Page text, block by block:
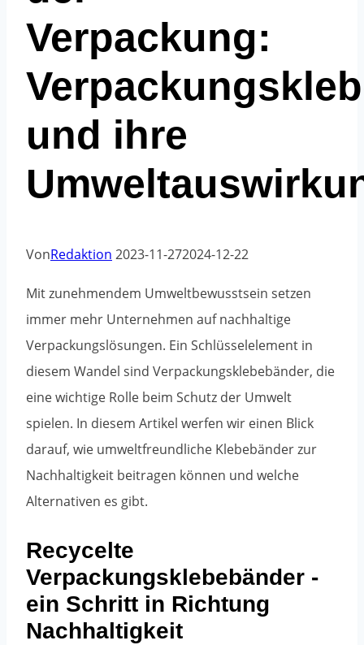
Verpackung:
und ihre
VonRedaktion 2023-11-272024-12-22
Mit zunehmendem Umweltbewusstsein setzen
immer mehr Unternehmen auf nachhaltige
Verpackungslösungen. Ein Schlüsselelement in
diesem Wandel sind Verpackungsklebebänder, die
eine wichtige Rolle beim Schutz der Umwelt
spielen. In diesem Artikel werfen wir einen Blick
darauf, wie umweltfreundliche Klebebänder zur
Nachhaltigkeit beitragen können und welche
Alternativen es gibt.
Recycelte
Verpackungsklebebänder -
ein Schritt in Richtung
Nachhaltigkeit